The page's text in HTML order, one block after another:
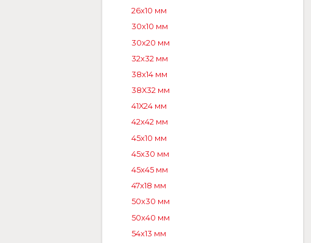
26x10 мм
30x10 мм
30x20 мм
32x32 мм
38x14 мм
38X32 мм
41X24 мм
42x42 мм
45x10 мм
45x30 мм
45x45 мм
47x18 мм
50x30 мм
50x40 мм
54x13 мм